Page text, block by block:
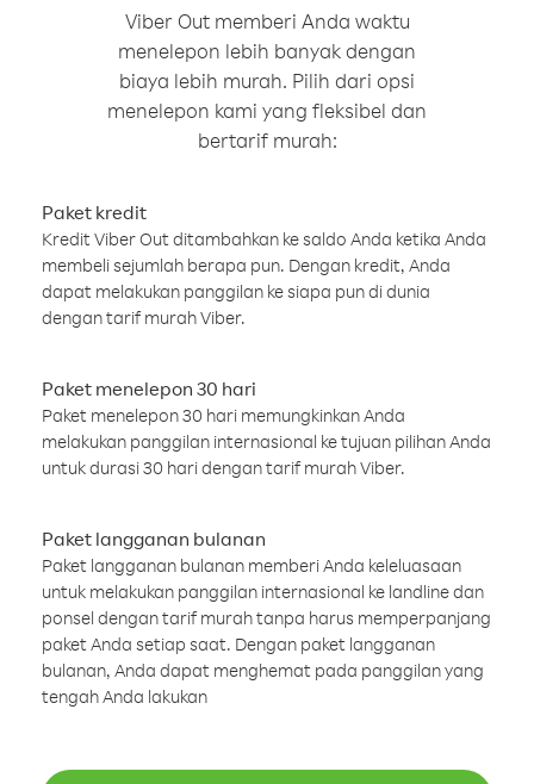
Viber Out memberi Anda waktu
menelepon lebih banyak dengan
biaya lebih murah. Pilih dari opsi
menelepon kami yang fleksibel dan
bertarif murah:
Paket kredit
Kredit Viber Out ditambahkan ke saldo Anda ketika Anda
membeli sejumlah berapa pun. Dengan kredit, Anda
dapat melakukan panggilan ke siapa pun di dunia
dengan tarif murah Viber.
Paket menelepon 30 hari
Paket menelepon 30 hari memungkinkan Anda
melakukan panggilan internasional ke tujuan pilihan Anda
untuk durasi 30 hari dengan tarif murah Viber.
Paket langganan bulanan
Paket langganan bulanan memberi Anda keleluasaan
untuk melakukan panggilan internasional ke landline dan
ponsel dengan tarif murah tanpa harus memperpanjang
paket Anda setiap saat. Dengan paket langganan
bulanan, Anda dapat menghemat pada panggilan yang
tengah Anda lakukan